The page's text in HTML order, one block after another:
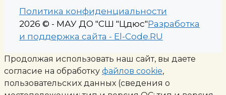
Политика конфиденциальности
2026 © - МАУ ДО "СШ "Цдюс"Разработка
и поддержка сайта - El-Code.RU
Продолжая использовать наш сайт, вы даете
согласие на обработку файлов cookie,
пользовательских данных (сведения о